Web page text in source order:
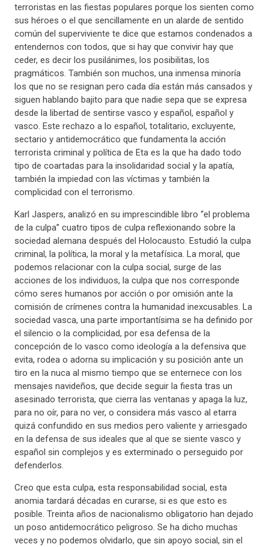
terroristas en las fiestas populares porque los sienten como
sus héroes o el que sencillamente en un alarde de sentido
común del superviviente te dice que estamos condenados a
entendernos con todos, que si hay que convivir hay que
ceder, es decir los pusilánimes, los posibilitas, los
pragmáticos. También son muchos, una inmensa minoría
los que no se resignan pero cada día están más cansados y
siguen hablando bajito para que nadie sepa que se expresa
desde la libertad de sentirse vasco y español, español y
vasco. Este rechazo a lo español, totalitario, excluyente,
sectario y antidemocrático que fundamenta la acción
terrorista criminal y política de Eta es la que ha dado todo
tipo de coartadas para la insolidaridad social y la apatía,
también la impiedad con las víctimas y también la
complicidad con el terrorismo.
Karl Jaspers, analizó en su imprescindible libro “el problema
de la culpa” cuatro tipos de culpa reflexionando sobre la
sociedad alemana después del Holocausto. Estudió la culpa
criminal, la política, la moral y la metafísica. La moral, que
podemos relacionar con la culpa social, surge de las
acciones de los individuos, la culpa que nos corresponde
cómo seres humanos por acción o por omisión ante la
comisión de crímenes contra la humanidad inexcusables. La
sociedad vasca, una parte importantísima se ha definido por
el silencio o la complicidad, por esa defensa de la
concepción de lo vasco como ideología a la defensiva que
evita, rodea o adorna su implicación y su posición ante un
tiro en la nuca al mismo tiempo que se enternece con los
mensajes navideños, que decide seguir la fiesta tras un
asesinado terrorista, que cierra las ventanas y apaga la luz,
para no oír, para no ver, o considera más vasco al etarra
quizá confundido en sus medios pero valiente y arriesgado
en la defensa de sus ideales que al que se siente vasco y
español sin complejos y es exterminado o perseguido por
defenderlos.
Creo que esta culpa, esta responsabilidad social, esta
anomia tardará décadas en curarse, si es que esto es
posible. Treinta años de nacionalismo obligatorio han dejado
un poso antidemocrático peligroso. Se ha dicho muchas
veces y no podemos olvidarlo, que sin apoyo social, sin el